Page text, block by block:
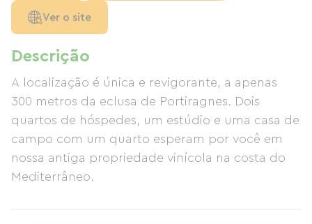
Descrição
A localização é única e revigorante, a apenas
300 metros da eclusa de Portiragnes. Dois
quartos de hóspedes, um estúdio e uma casa de
campo com um quarto esperam por você em
nossa antiga propriedade vinícola na costa do
Mediterrâneo.
Ver o site